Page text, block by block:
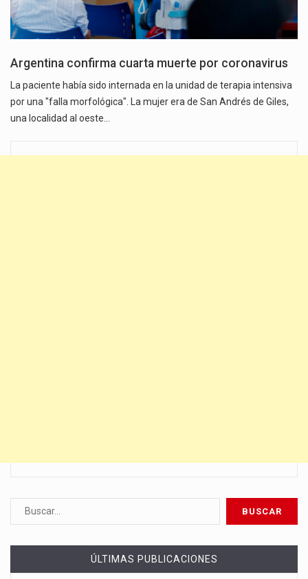
Argentina confirma cuarta muerte por coronavirus
La paciente había sido internada en la unidad de terapia intensiva
por una "falla morfológica". La mujer era de San Andrés de Giles,
una localidad al oeste…
ÚLTIMAS PUBLICACIONES